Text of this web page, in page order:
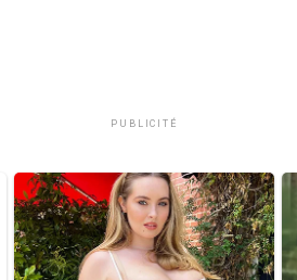
PUBLICITÉ